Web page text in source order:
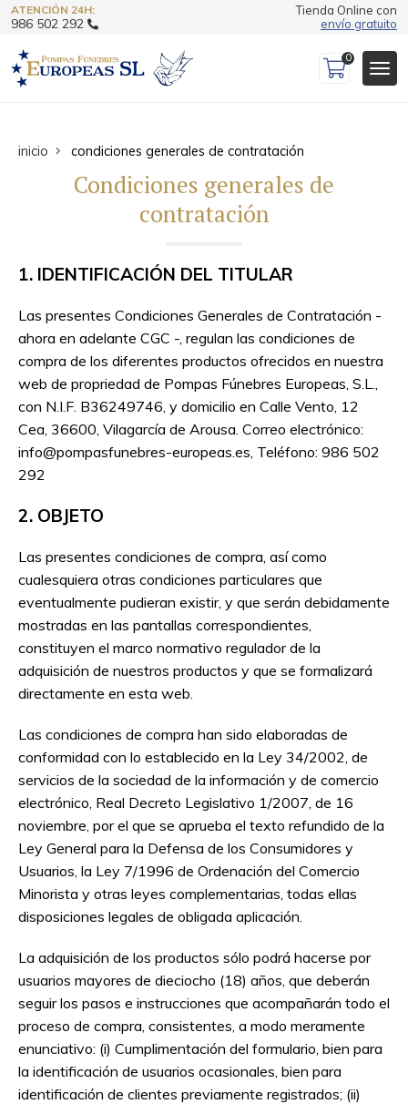
ATENCIÓN 24H:
986 502 292
Tienda Online con
envío gratuito
0
inicio condiciones generales de contratación
Condiciones generales de
contratación
1. IDENTIFICACIÓN DEL TITULAR
Las presentes Condiciones Generales de Contratación -
ahora en adelante CGC -, regulan las condiciones de
compra de los diferentes productos ofrecidos en nuestra
web de propriedad de Pompas Fúnebres Europeas, S.L.,
con N.I.F. B36249746, y domicilio en Calle Vento, 12
Cea, 36600, Vilagarcía de Arousa. Correo electrónico:
info@pompasfunebres-europeas.es, Teléfono: 986 502
292
2. OBJETO
Las presentes condiciones de compra, así como
cualesquiera otras condiciones particulares que
eventualmente pudieran existir, y que serán debidamente
mostradas en las pantallas correspondientes,
constituyen el marco normativo regulador de la
adquisición de nuestros productos y que se formalizará
directamente en esta web.
Las condiciones de compra han sido elaboradas de
conformidad con lo establecido en la Ley 34/2002, de
servicios de la sociedad de la información y de comercio
electrónico, Real Decreto Legislativo 1/2007, de 16
noviembre, por el que se aprueba el texto refundido de la
Ley General para la Defensa de los Consumidores y
Usuarios, la Ley 7/1996 de Ordenación del Comercio
Minorista y otras leyes complementarias, todas ellas
disposiciones legales de obligada aplicación.
La adquisición de los productos sólo podrá hacerse por
usuarios mayores de dieciocho (18) años, que deberán
seguir los pasos e instrucciones que acompañarán todo el
proceso de compra, consistentes, a modo meramente
enunciativo: (i) Cumplimentación del formulario, bien para
la identificación de usuarios ocasionales, bien para
identificación de clientes previamente registrados; (ii)